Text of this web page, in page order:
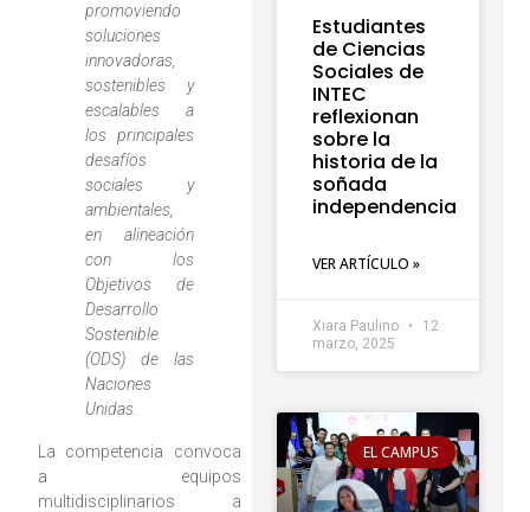
promoviendo
soluciones
innovadoras,
sostenibles y
escalables a
los principales
desafíos
sociales y
ambientales,
en alineación
con los
Objetivos de
Desarrollo
Sostenible
(ODS) de las
Naciones
Unidas.
La competencia convoca
a equipos
multidisciplinarios a
Estudiantes
de Ciencias
Sociales de
INTEC
reflexionan
sobre la
historia de la
soñada
independencia
VER ARTÍCULO »
Xiara Paulino
12
marzo, 2025
EL CAMPUS